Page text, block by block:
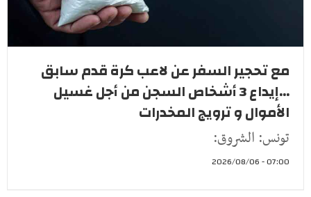
مع تحجير السفر عن لاعب كرة قدم سابق
...إيداع 3 أشخاص السجن من أجل غسيل
الأموال و ترويج المخدرات
تونس: الشروق:
07:00 - 2026/08/06